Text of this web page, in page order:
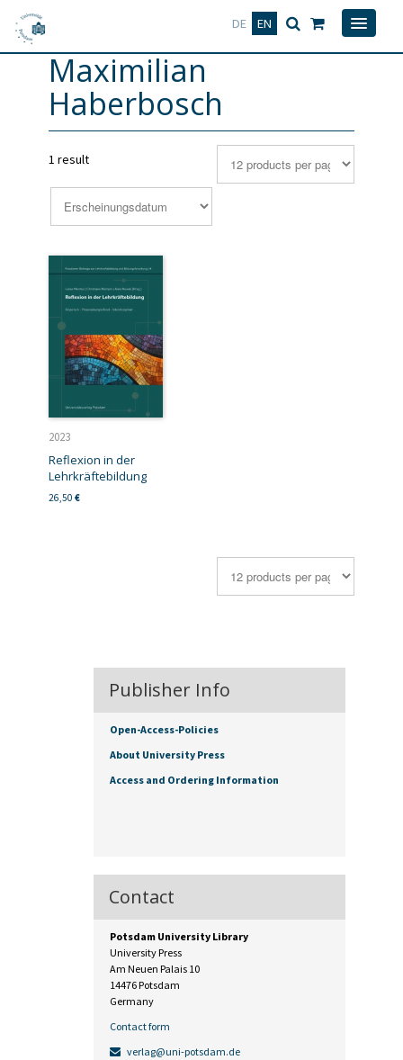
DE EN
Deutsch
Maximilian
Haberbosch
1 result
2023
Reflexion in der
Lehrkräftebildung
26,50 €
Publisher Info
Open-Access-Policies
About University Press
Access and Ordering Information
Contact
Potsdam University Library
University Press
Am Neuen Palais 10
14476 Potsdam
Germany
Contact form
verlag@uni-potsdam.de